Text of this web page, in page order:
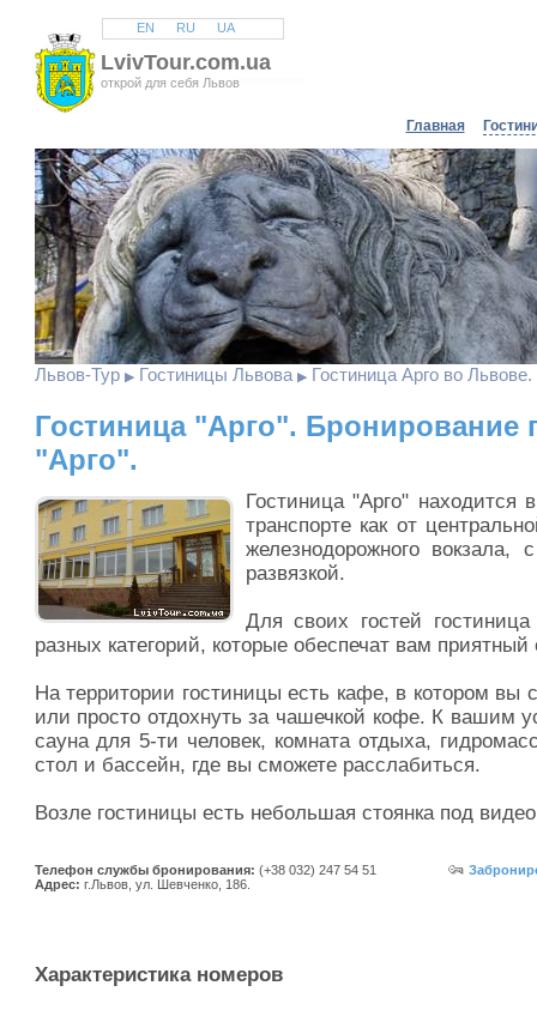
EN RU UA
LvivTour.com.ua
открой для себя Львов
Главная
Львов-Тур ▶ Гостиницы Львова ▶Гостиница Арго во
Гостиница "Арго". Бронирование
"Арго".
Гостиница "Арго" находится
транспорте как от
железнодорожного вокзала,
развязкой.
Для своих гостей
разных категорий, которые обеспечат вам приятный
На территории гостиницы есть кафе, в котором вы
или просто отдохнуть за чашечкой кофе. К вашим
сауна для 5-ти человек, комната отдыха,
стол и бассейн, где вы сможете расслабиться.
Возле гостиницы есть небольшая стоянка под
Телефон службы бронирования: (+38 032) 247 54 51
Адрес: г.Львов, ул. Шевченко, 186.
Характеристика номеров